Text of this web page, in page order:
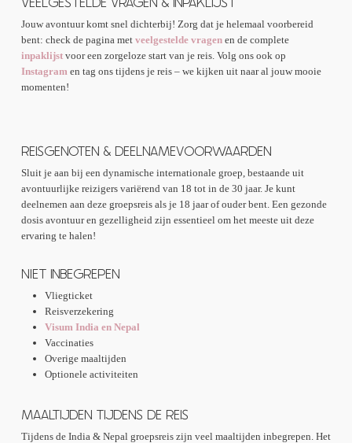
Jouw avontuur komt snel dichterbij! Zorg dat je helemaal voorbereid
bent: check de pagina met veelgestelde vragenen de complete
inpaklijstvoor een zorgeloze start van je reis. Volg ons ook op
Instagram en tag ons tijdens je reis – we kijken uit naar al jouw mooie
momenten!
REISGENOTEN & DEELNAMEVOORWAARDEN
Sluit je aan bij een dynamische internationale groep, bestaande uit
avontuurlijke reizigers variërend van 18 tot in de 30 jaar. Je kunt
deelnemen aan deze groepsreis als je 18 jaar of ouder bent. Een gezonde
dosis avontuur en gezelligheid zijn essentieel om het meeste uit deze
ervaring te halen!
NIET INBEGREPEN
Vliegticket
Reisverzekering
Visum India en Nepal
Vaccinaties
Overige maaltijden
Optionele activiteiten
MAALTIJDEN TIJDENS DE REIS
Tijdens de India & Nepal groepsreis zijn veel maaltijden inbegrepen. Het